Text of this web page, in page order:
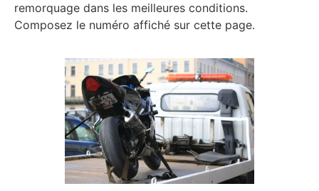
remorquage dans les meilleures conditions.
Composez le numéro affiché sur cette page.